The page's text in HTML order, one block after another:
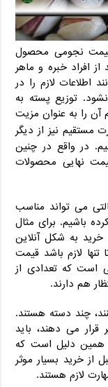
قیمت نجومی محصول
افراد خبره و ماهر
اطلاعات لازم را در
توزیع پسته به
را به عنوان مزیت
مستقیم نیز از دیگر
در واقع در چنین
نهایی محصولات
سال ۱۴۰۰ تنها در حالتی می تواند مناسب
باشیم. برای مثال
خرید به شکل آنلاین
لازم باشد قیمت
است که تعدادی از
هم دارند.
چند دسته هستند.
می دهند، باید
همین دلیل است که
از خرید بسیار موثر
لازم هستند.